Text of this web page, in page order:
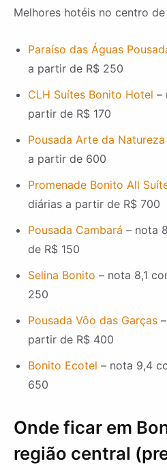
Melhores hotéis no centro
Paraíso das Águas
a partir de R$ 250
CLH Suítes Bonito Hotel –
partir de R$ 170
Pousada Arte da Natureza
a partir de 600
Promenade Bonito All
diárias a partir de R$ 700
Pousada Cambará – nota
de R$ 150
Selina Bonito – nota 8,1
250
Pousada Vôo das Garças
partir de R$ 400
Bonito Ecotel – nota 9,4
650
Onde ficar em
região central